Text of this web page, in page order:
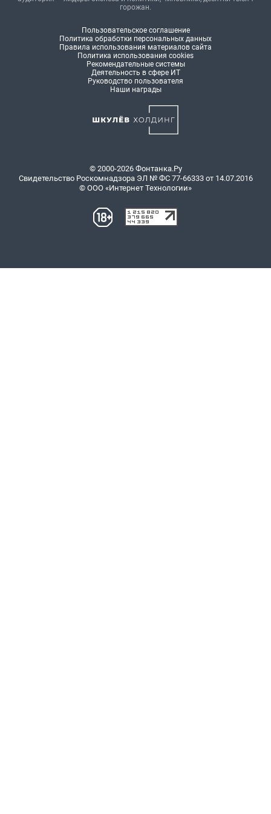
горожан.
Пользовательское соглашение
Политика обработки персональных данных
Правила использования материалов сайта
Политика использования cookies
Рекомендательные системы
Деятельность в сфере ИТ
Руководство пользователя
Наши награды
© 2000-2026 Фонтанка.Ру
Свидетельство Роскомнадзора ЭЛ № ФС 77-66333 от 14.07.2016
© ООО «Интернет Технологии»